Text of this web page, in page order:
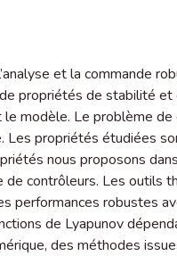
et la commande
de propriétés de stabilité
modèle. Le problème
Les propriétés étudiées
nous proposons
contrôleurs. Les outils
performances robustes
de Lyapunov
des méthodes